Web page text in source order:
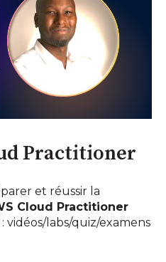
Practitioner
et réussir la
Cloud Practitioner
vidéos/labs/quiz/examens